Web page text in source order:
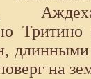
Тритино
на